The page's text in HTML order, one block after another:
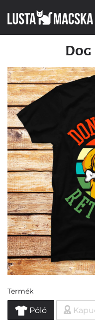
Termék
Póló